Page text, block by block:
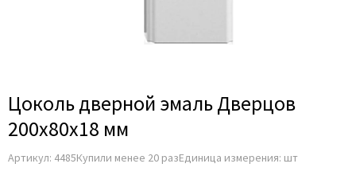
Цоколь дверной эмаль Дверцов
200х80х18 мм
Артикул: 4485Купили менее 20 разЕдиница измерения: шт